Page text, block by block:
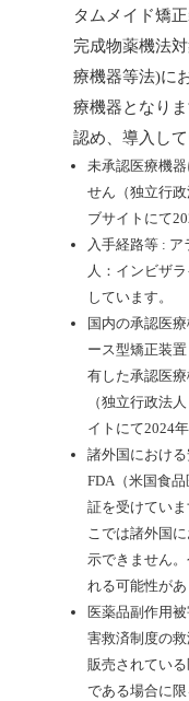
タムメイド矯
完成物薬機法
療機器等法)に
療機器となり
認め、導入して
未承認医療機
せん（独立行
ブサイトにて
入手経路等 :
人：インビザ
しています。
国内の承認医
ース型矯正装
有した承認医
（独立行政法
イトにて2024
諸外国におけ
FDA（米国食
証を受けてい
こでは諸外国
示できません
れる可能性があ
医薬品副作用
害救済制度の
販売されてい
である場合に